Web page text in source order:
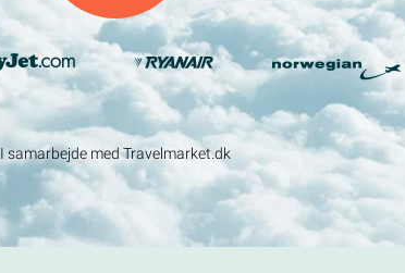
3
4
5
I samarbejde med Travelmarket.dk